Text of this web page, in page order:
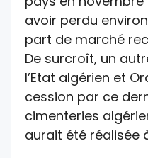
avoir perdu
part de marché
De surcroît, un
l’Etat algérien et
cession par ce
cimenteries
aurait été réalisée